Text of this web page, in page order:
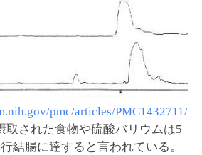
pmc/articles/PMC1432711/
取された食物や硫酸バリウムは5
結腸に達すると言われている。